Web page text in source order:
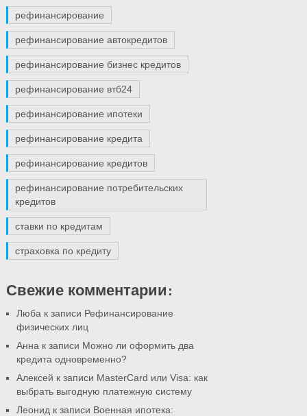
рефинансирование
рефинансирование автокредитов
рефинансирование бизнес кредитов
рефинансирование втб24
рефинансирование ипотеки
рефинансирование кредита
рефинансирование кредитов
рефинансирование потребительских
кредитов
ставки по кредитам
страховка по кредиту
Свежие комментарии:
Люба к записи Рефинансирование
физических лиц
Анна к записи Можно ли оформить два
кредита одновременно?
Алексей к записи MasterCard или Visa: как
выбрать выгодную платежную систему
Леонид к записи Военная ипотека: